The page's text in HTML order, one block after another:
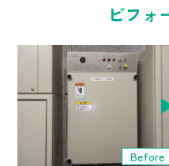
ビフォ
Before